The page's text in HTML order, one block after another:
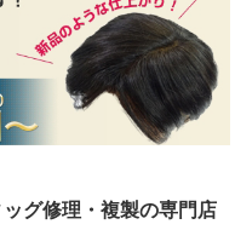
グ修理・複製の専門店